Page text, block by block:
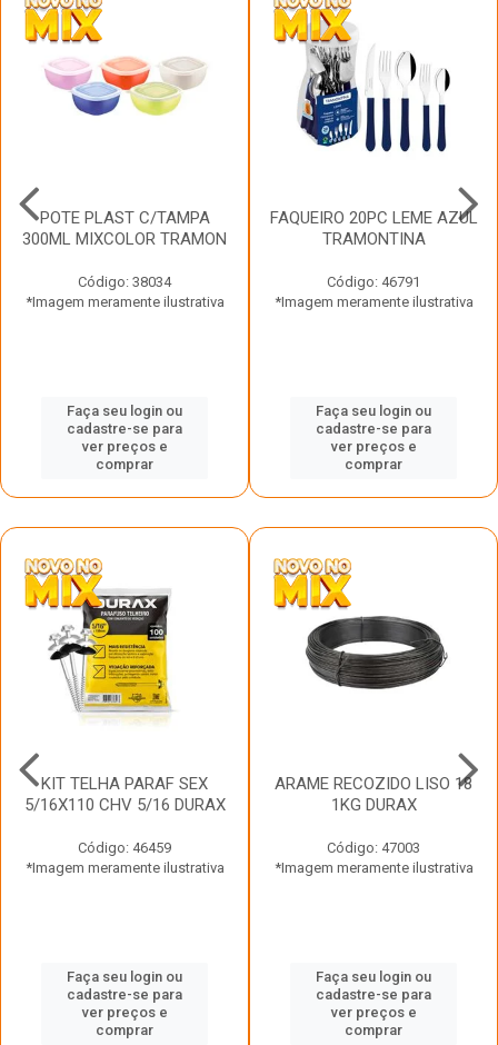
POTE PLAST C/TAMPA
300ML MIXCOLOR TRAMON
Código: 38034
*Imagem meramente ilustrativa
Faça seu login ou
cadastre-se para
ver preços e
comprar
FAQUEIRO 20PC LEME AZUL
TRAMONTINA
Código: 46791
*Imagem meramente ilustrativa
Faça seu login ou
cadastre-se para
ver preços e
comprar
KIT TELHA PARAF SEX
5/16X110 CHV 5/16 DURAX
Código: 46459
*Imagem meramente ilustrativa
Faça seu login ou
cadastre-se para
ver preços e
comprar
ARAME RECOZIDO LISO 18
1KG DURAX
Código: 47003
*Imagem meramente ilustrativa
Faça seu login ou
cadastre-se para
ver preços e
comprar